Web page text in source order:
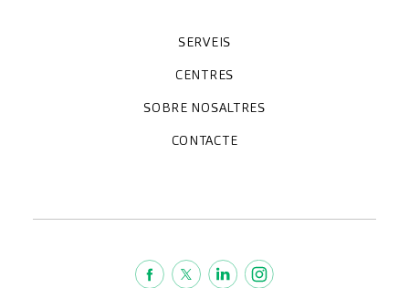
SERVEIS
Especialitats
Proves diagnòstiques
Revisions mèdiques
Unitats especialitzades
CENTRES
Clínica CreuBlanca
CreuBlanca Tarradellas
Diagnosis Médica
Hospital CreuBlanca Maresme
SOBRE NOSALTRES
Qui som
Treballa amb nosaltres
Blog
CreuBlanca Empreses
Preguntes freqüents
CONTACTE